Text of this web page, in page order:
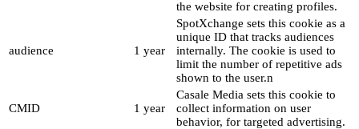
the website for creating profiles.
audience 1 year
SpotXchange sets this cookie as a
unique ID that tracks audiences
internally. The cookie is used to
limit the number of repetitive ads
shown to the user.n
CMID 1 year
Casale Media sets this cookie to
collect information on user
behavior, for targeted advertising.